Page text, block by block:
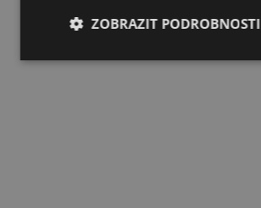
ZOBRAZIT PODROBNOSTI